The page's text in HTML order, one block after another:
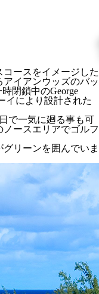
ースをイメージした
イアンウッズのバッ
閉鎖中のGeorge
イにより設計された
で一気に廻る事も可
ースエリアでゴルフ
リーンを囲んでいま